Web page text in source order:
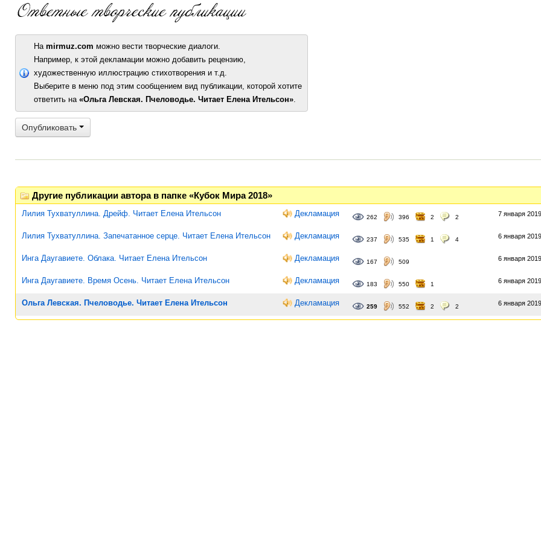
На mirmuz.com можно вести творческие диалоги.
Например, к этой декламации можно добавить рецензию,
художественную иллюстрацию стихотворения и т.д.
Выберите в меню под этим сообщением вид публикации, которой хотите
ответить на «Ольга Левская. Пчеловодье. Читает Елена Ительсон»
Опубликовать
Другие публикации автора в папке «Кубок Мира 2018»
Лилия Тухватуллина. Дрейф. Читает Елена Ительсон Декламация 262 396 2 2 7 января
Лилия Тухватуллина. Запечатанное серце. Читает Елена Ительсон Декламация 237 535 1 4 6 января
Инга Даугавиете. Облака. Читает Елена Ительсон Декламация 167 509 6 января
Инга Даугавиете. Время Осень. Читает Елена Ительсон Декламация 183 550 1 6 января
Ольга Левская. Пчеловодье. Читает Елена Ительсон Декламация 259 552 2 2 6 января